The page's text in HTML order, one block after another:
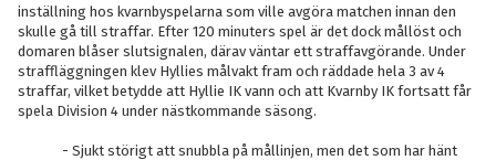
inställning hos kvarnbyspelarna som ville avgöra matchen innan den
skulle gå till straffar. Efter 120 minuters spel är det dock mållöst och
domaren blåser slutsignalen, därav väntar ett straffavgörande. Under
straffläggningen klev Hyllies målvakt fram och räddade hela 3 av 4
straffar, vilket betydde att Hyllie IK vann och att Kvarnby IK fortsatt får
spela Division 4 under nästkommande säsong.
- Sjukt störigt att snubbla på mållinjen, men det som har hänt